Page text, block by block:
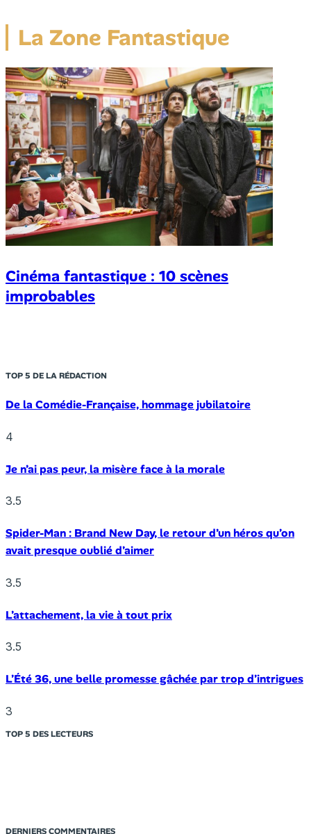
La Zone Fantastique
Cinéma fantastique : 10 scènes
improbables
TOP 5 DE LA RÉDACTION
De la Comédie-Française, hommage jubilatoire
4
Je n’ai pas peur, la misère face à la morale
3.5
Spider-Man : Brand New Day, le retour d’un héros qu’on
avait presque oublié d’aimer
3.5
L’attachement, la vie à tout prix
3.5
L’Été 36, une belle promesse gâchée par trop d’intrigues
3
TOP 5 DES LECTEURS
DERNIERS COMMENTAIRES